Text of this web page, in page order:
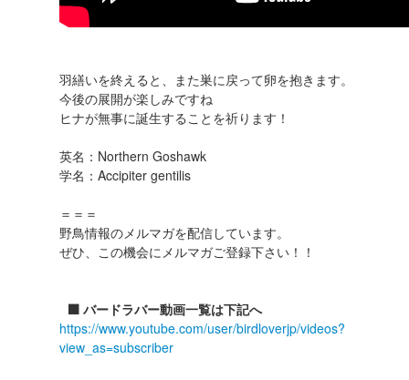
羽繕いを終えると、また巣に戻って卵を抱きます。
今後の展開が楽しみですね
ヒナが無事に誕生することを祈ります！
英名：Northern Goshawk
学名：Accipiter gentilis
＝＝＝
野鳥情報のメルマガを配信しています。
ぜひ、この機会にメルマガご登録下さい！！
⬛️ バードラバー動画一覧は下記へ
https://www.youtube.com/user/birdloverjp/videos?
view_as=subscriber